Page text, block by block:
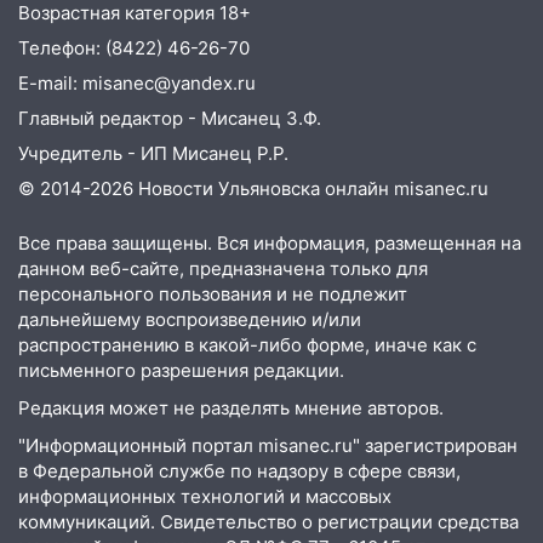
августа: список АЗС
11:50 Заснул рядом с ребёнком и
случайно задушил его: суд вынес
приговор
11:38 В Ленинском районе пожар
полностью уничтожил дачный дом и
11:38 В Госдуме предложили отменить
ЕГЭ с 2027 года
11:25 В Ульяновске ИИ будет выявлять
нарушителей на контейнерных
площадках
11:20
Ульяновская шахматистка
Валерия Клейменова выиграла два
золота в составе сборной мира
11:16 В Ульяновске открыли памятную
Возрастная категория 18+
Телефон: (8422) 46-26-70
E-mail: misanec@yandex.ru
Главный редактор - Мисанец З.Ф.
Учредитель - ИП Мисанец Р.Р.
© 2014-2026 Новости Ульяновска онлайн misanec.ru
Все права защищены. Вся информация, размещенная на
данном веб-сайте, предназначена только для
персонального пользования и не подлежит
дальнейшему воспроизведению и/или
распространению в какой-либо форме, иначе как с
письменного разрешения редакции.
Редакция может не разделять мнение авторов.
"Информационный портал misanec.ru" зарегистрирован
в Федеральной службе по надзору в сфере связи,
информационных технологий и массовых
коммуникаций. Свидетельство о регистрации средства